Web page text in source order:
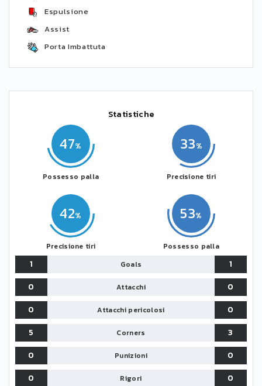
Espulsione
Assist
Porta Imbattuta
Statistiche
47
Possesso palla
42
Precisione tiri
53
Possesso palla
33
Precisione tiri
1 Goals
1
0
Attacchi
0
0
Attacchi pericolosi
0
5
Corners
3
0
Punizioni
0
0
Rigori 0